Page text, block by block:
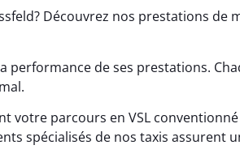
Découvrez nos prestations de
performance de ses prestations.
votre parcours en VSL
spécialisés de nos taxis assurent